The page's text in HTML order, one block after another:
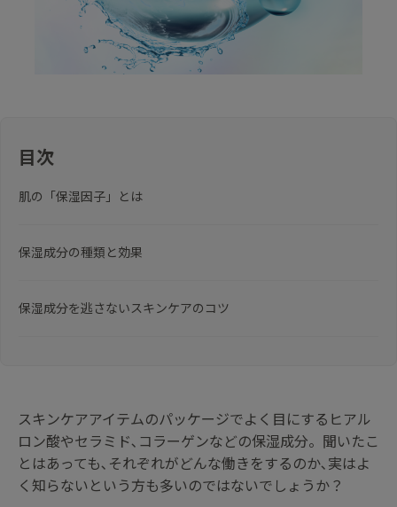
目次
肌の「保湿因子」とは
保湿成分の種類と効果
保湿成分を逃さないスキンケアのコツ
スキンケアアイテムのパッケージでよく目にするヒアル
ロン酸やセラミド､コラーゲンなどの保湿成分。聞いたこ
とはあっても､それぞれがどんな働きをするのか､実はよ
く知らないという方も多いのではないでしょうか？